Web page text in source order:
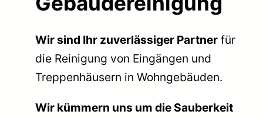
Wir sind Ihr zuverlässiger Partner für
die Reinigung von Eingängen und
Treppenhäusern in Wohngebäuden.
Wir kümmern uns um die Sauberkeit